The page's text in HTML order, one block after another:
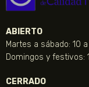
ABIERTO
Martes a sábado: 10 a
Domingos y festivos:
CERRADO